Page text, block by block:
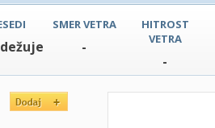
SMER VETRA
-
HITROST
VETRA
-